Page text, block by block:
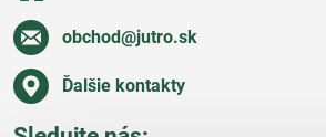
obchod​@jutro​.sk
Ďalšie kontakty